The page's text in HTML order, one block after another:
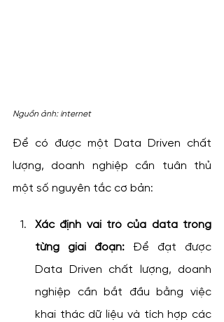
Nguồn ảnh: internet
Để có được một Data Driven chất
lượng, doanh nghiệp cần tuân thủ
một số nguyên tắc cơ bản:
Xác định vai trò của data trong
từng giai đoạn: Để đạt được
Data Driven chất lượng, doanh
nghiệp cần bắt đầu bằng việc
khai thác dữ liệu và tích hợp các